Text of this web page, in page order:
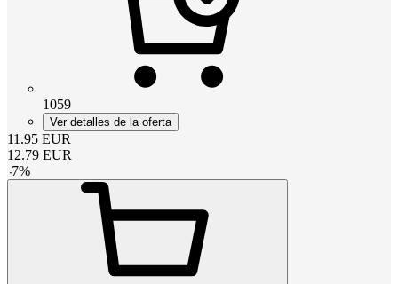
1059
Ver detalles de la oferta
11.95 EUR
12.79 EUR
-7%